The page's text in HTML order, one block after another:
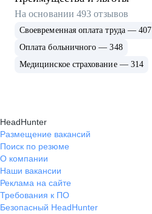
На основании493 отзывов
Своевременная оплата труда — 407
Оплата больничного — 348
Медицинское страхование — 314
HeadHunter
Размещение вакансий
Поиск по резюме
О компании
Наши вакансии
Реклама на сайте
Требования к ПО
Безопасный HeadHunter